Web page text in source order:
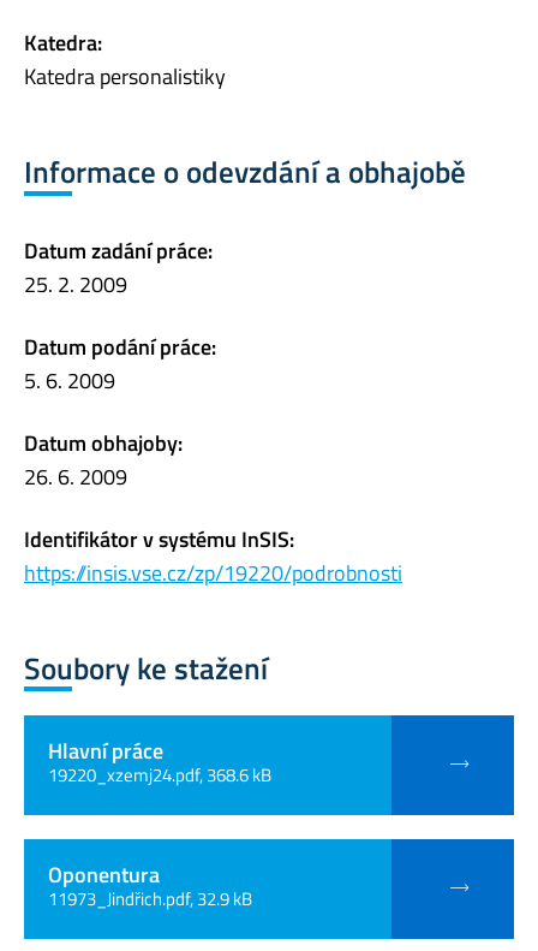
Katedra:
Katedra personalistiky
Informace o odevzdání a obhajobě
Datum zadání práce:
25. 2. 2009
Datum podání práce:
5. 6. 2009
Datum obhajoby:
26. 6. 2009
Identifikátor v systému InSIS:
https://insis.vse.cz/zp/19220/podrobnosti
Soubory ke stažení
Hlavní práce
19220_xzemj24.pdf, 368.6 kB
Oponentura
11973_Jindřich.pdf, 32.9 kB